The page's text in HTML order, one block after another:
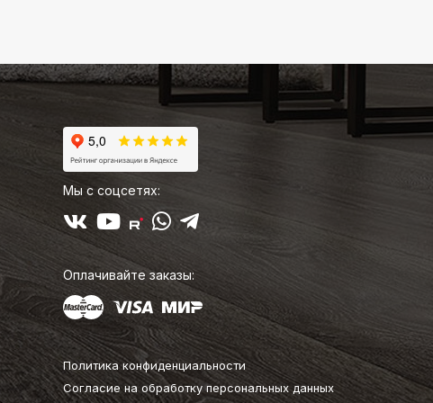
Мы с соцсетях:
Оплачивайте заказы:
Политика конфиденциальности
Согласие на обработку персональных данных